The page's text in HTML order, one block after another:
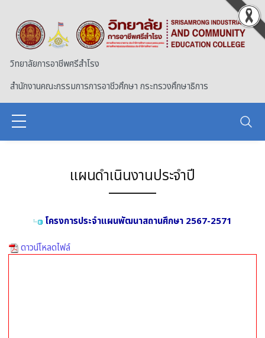
วิทยาลัยการอาชีพศรีสำโรง
สำนักงานคณะกรรมการการอาชีวศึกษา กระทรวงศึกษาธิการ
แผนดำเนินงานประจำปี
โครงการประจำแผนพัฒนาสถานศึกษา 2567-2571
ดาวน์โหลดไฟล์